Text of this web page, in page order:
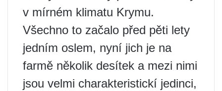
v mírném klimatu Krymu.
Všechno to začalo před pěti lety
jedním oslem, nyní jich je na
farmě několik desítek a mezi nimi
jsou velmi charakteristickí jedinci,